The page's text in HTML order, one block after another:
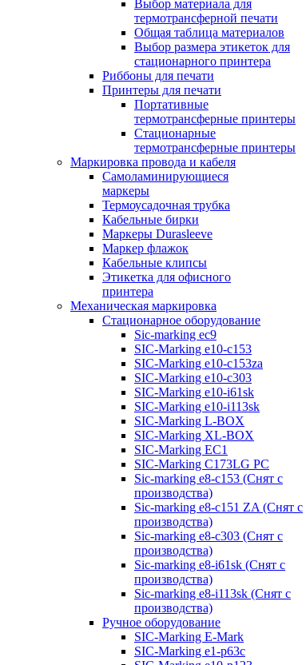
Выбор материала для
термотрансферной печати
Общая таблица материалов
Выбор размера этикеток для
стационарного принтера
Риббоны для печати
Принтеры для печати
Портативные
термотрансферные принтеры
Стационарные
термотрансферные принтеры
Маркировка провода и кабеля
Самоламинирующиеся
маркеры
Термоусадочная трубка
Кабельные бирки
Маркеры Durasleeve
Маркер флажок
Кабельные клипсы
Этикетка для офисного
принтера
Механическая маркировка
Стационарное оборудование
Sic-marking ec9
SIC-Marking e10-c153
SIC-Marking e10-c153za
SIC-Marking e10-c303
SIC-Marking e10-i61sk
SIC-Marking e10-i113sk
SIC-Marking L-BOX
SIC-Marking XL-BOX
SIC-Marking EC1
SIC-Marking C173LG PC
Sic-marking e8-c153 (Снят с
производства)
Sic-marking e8-c151 ZA (Снят с
производства)
Sic-marking e8-c303 (Снят с
производства)
Sic-marking e8-i61sk (Снят с
производства)
Sic-marking e8-i113sk (Снят с
производства)
Ручное оборудование
SIC-Marking E-Mark
SIC-Marking e1-p63с